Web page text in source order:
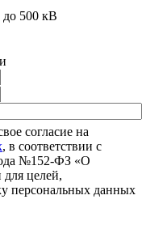
до 500 кВ
согласие на
, в соответствии с
№152-ФЗ «О
целей,
персональных данных